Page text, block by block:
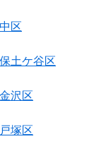
区
土ケ谷区
沢区
塚区